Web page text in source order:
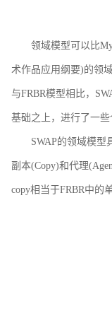
领域模型可以比
术作品应用纲要)的领
与FRBR模型相比，
基础之上，进行了一
SWAP的领域模型
副本(Copy)和代理
copy相当于FRBR中的